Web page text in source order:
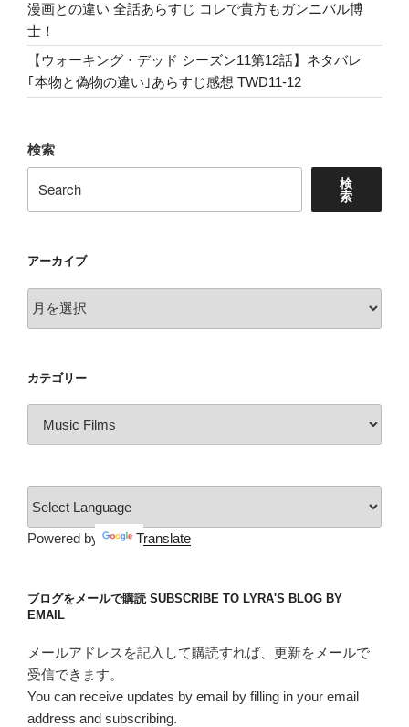
漫画との違い 全話あらすじ コレで貴方もガンニバル博
士！
【ウォーキング・デッド シーズン11第12話】ネタバレ
｢本物と偽物の違い｣あらすじ感想 TWD11-12
検索
検
索
アーカイブ
ー
ブ
カテゴリー
ー
Powered by Translate
ブログをメールで購読 SUBSCRIBE TO LYRA'S BLOG BY
EMAIL
メールアドレスを記入して購読すれば、更新をメールで
受信できます。
You can receive updates by email by filling in your email
address and subscribing.